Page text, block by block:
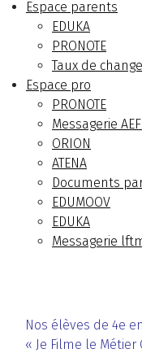
Espace parents
EDUKA
PRONOTE
Taux de change
Espace pro
PRONOTE
Messagerie
ORION
ATENA
Documents
EDUMOOV
EDUKA
Messagerie
Nos élèves de 4e
« Je Filme le